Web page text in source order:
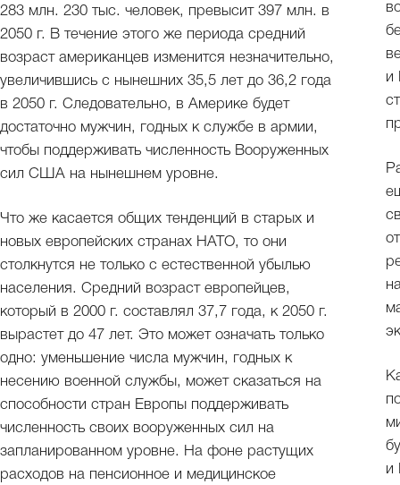
283 млн. 230 тыс. человек, превысит 397 млн. в
2050 г. В течение этого же периода средний
возраст американцев изменится незначительно,
увеличившись с нынешних 35,5 лет до 36,2 года
в 2050 г. Следовательно, в Америке будет
достаточно мужчин, годных к службе в армии,
чтобы поддерживать численность Вооруженных
сил США на нынешнем уровне.
Что же касается общих тенденций в старых и
новых европейских странах НАТО, то они
столкнутся не только с естественной убылью
населения. Средний возраст европейцев,
который в 2000 г. составлял 37,7 года, к 2050 г.
вырастет до 47 лет. Это может означать только
одно: уменьшение числа мужчин, годных к
несению военной службы, может сказаться на
способности стран Европы поддерживать
численность своих вооруженных сил на
запланированном уровне. На фоне растущих
расходов на пенсионное и медицинское
и
и